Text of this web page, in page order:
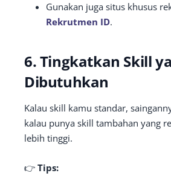
Gunakan juga situs khusus
Rekrutmen ID.
6. Tingkatkan Skill
Dibutuhkan
Kalau skill kamu standar,
kalau punya skill tambahan yang
lebih tinggi.
👉 Tips: